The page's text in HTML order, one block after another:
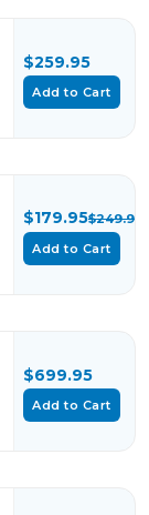
$259.95
Add to Cart
$179.95$249.95
Add to Cart
$699.95
Add to Cart